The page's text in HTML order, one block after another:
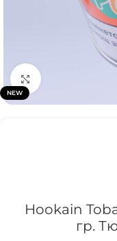
NEW
Click to enlarge
Hookain
гр.